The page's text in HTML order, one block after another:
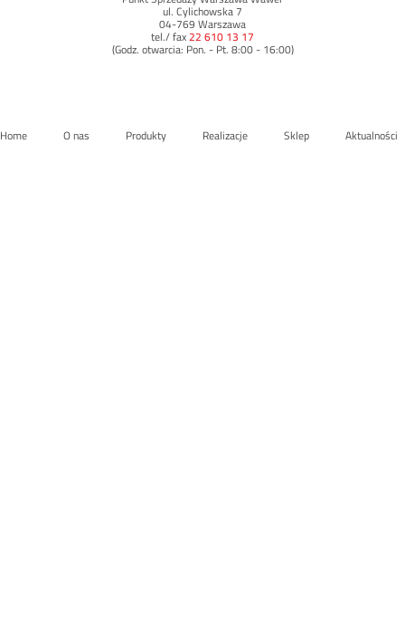
ul. Cylichowska 7
04-769 Warszawa
tel./ fax22 610 13 17
(Godz. otwarcia: Pon. - Pt. 8:00 - 16:00)
Home O nas Produkty Realizacje Sklep Aktualności